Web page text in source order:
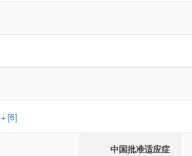
+ [6]
中国批准适应症